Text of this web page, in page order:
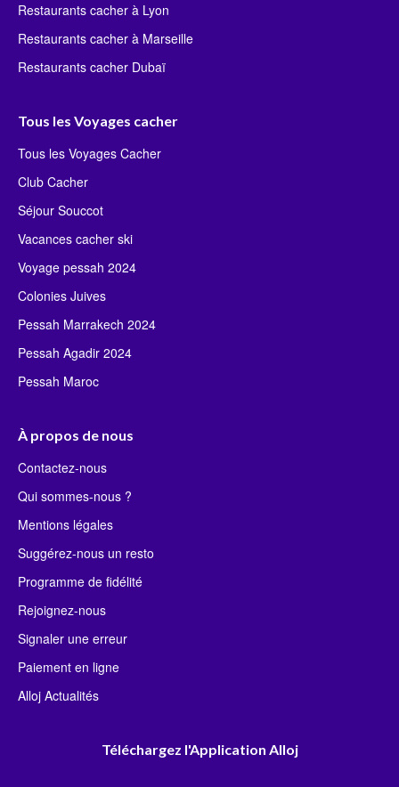
Restaurants cacher à Lyon
Restaurants cacher à Marseille
Restaurants cacher Dubaï
Tous les Voyages cacher
Tous les Voyages Cacher
Club Cacher
Séjour Souccot
Vacances cacher ski
Voyage pessah 2024
Colonies Juives
Pessah Marrakech 2024
Pessah Agadir 2024
Pessah Maroc
À propos de nous
Contactez-nous
Qui sommes-nous ?
Mentions légales
Suggérez-nous un resto
Programme de fidélité
Rejoignez-nous
Signaler une erreur
Paiement en ligne
Alloj Actualités
Téléchargez l'Application Alloj